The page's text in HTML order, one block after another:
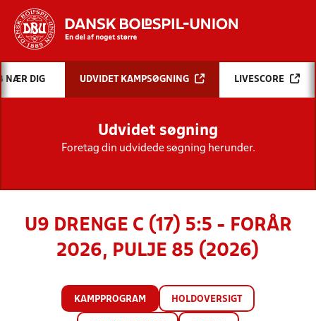
Hvad vil du søge efter?
INDHOLD OG NYHEDER
STILLINGER, RESULTATER, KLUBBER OG
HOLD
NÆR DIG UDVIDET KAMPSØGNING LIVESCORE
Udvidet søgning
Foretag din udvidede søgning herunder.
U9 DRENGE C (17) 5:5 - FORÅR
2026, PULJE 85 (2026)
KAMPPROGRAM HOLDOVERSIGT